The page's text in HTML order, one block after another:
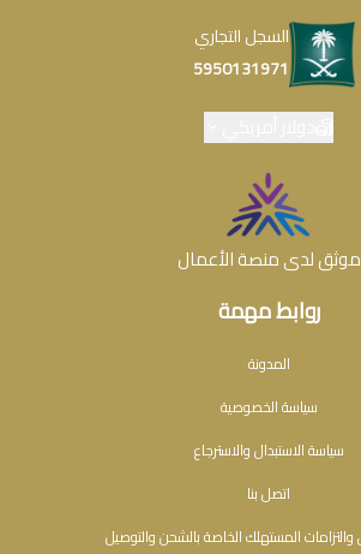
روابط مهمة
المدونة
سياسة الخصوصية
سياسة الاستبدال والاسترجاع
اتصل بنا
المستهلك الخاصة بالشحن والتوصيل
السجل التجاري
5950131971
موثق لدى منصة الأعمال